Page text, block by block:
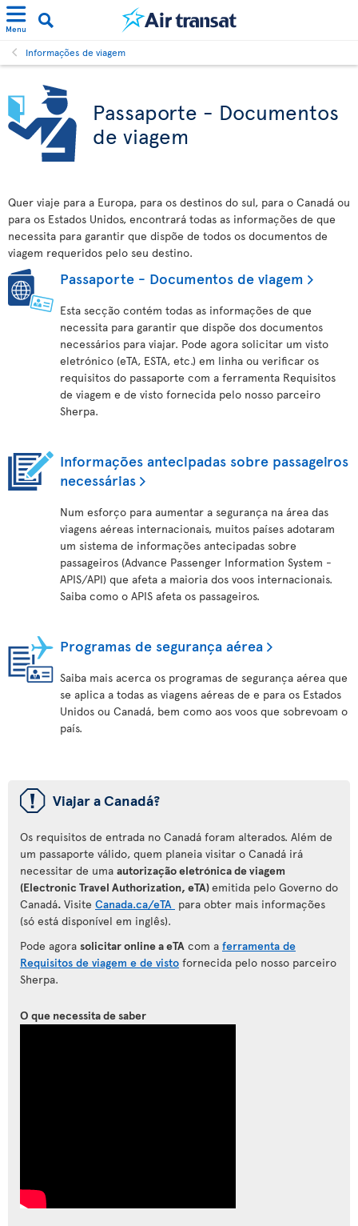
Menu
Informações de viagem
Passaporte - Documentos
de viagem
Quer viaje para a Europa, para os destinos do sul, para o Canadá ou
para os Estados Unidos, encontrará todas as informações de que
necessita para garantir que dispõe de todos os documentos de
viagem requeridos pelo seu destino.
Passaporte - Documentos de viagem
Esta secção contém todas as informações de que
necessita para garantir que dispõe dos documentos
necessários para viajar. Pode agora solicitar um visto
eletrónico (eTA, ESTA, etc.) em linha ou verificar os
requisitos do passaporte com a ferramenta Requisitos
de viagem e de visto fornecida pelo nosso parceiro
Sherpa.
Informações antecipadas sobre passageiros
necessárias
Num esforço para aumentar a segurança na área das
viagens aéreas internacionais, muitos países adotaram
um sistema de informações antecipadas sobre
passageiros (Advance Passenger Information System -
APIS/API) que afeta a maioria dos voos internacionais.
Saiba como o APIS afeta os passageiros.
Programas de segurança aérea
Saiba mais acerca os programas de segurança aérea que
se aplica a todas as viagens aéreas de e para os Estados
Unidos ou Canadá, bem como aos voos que sobrevoam o
país.
ü Viajar a Canadá?
Os requisitos de entrada no Canadá foram alterados. Além de
um passaporte válido, quem planeia visitar o Canadá irá
necessitar de uma autorização eletrónica de viagem
(Electronic Travel Authorization, eTA)emitida pelo Governo do
Canadá. Visite Canada.ca/eTA para obter mais informações
(só está disponível em inglês).
Pode agora solicitar online a eTA com a ferramenta de
Requisitos de viagem e de visto fornecida pelo nosso parceiro
Sherpa.
O que necessita de saber